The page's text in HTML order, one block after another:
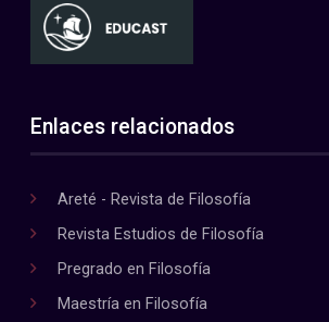
Enlaces relacionados
Areté - Revista de Filosofía
Revista Estudios de Filosofía
Pregrado en Filosofía
Maestría en Filosofía